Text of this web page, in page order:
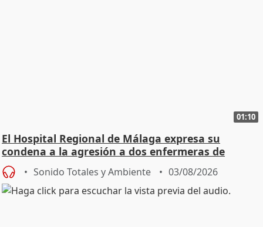
01:10
El Hospital Regional de Málaga expresa su
condena a la agresión a dos enfermeras de
Urgencias
Sonido Totales y Ambiente 03/08/2026